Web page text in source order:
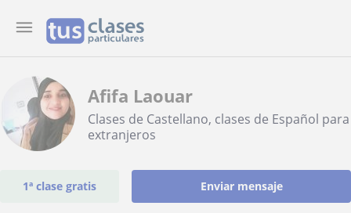
Afifa Laouar
Clases de Castellano, clases de Español para
extranjeros
1ª clase gratis Enviar mensaje